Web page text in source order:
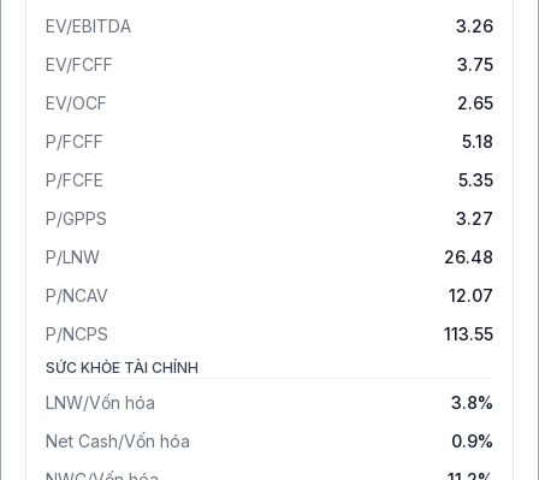
EV/EBITDA
3.26
EV/FCFF
3.75
EV/OCF
2.65
P/FCFF
5.18
P/FCFE
5.35
P/GPPS
3.27
P/LNW
26.48
P/NCAV
12.07
P/NCPS
113.55
SỨC KHỎE TÀI CHÍNH
LNW/Vốn hóa
3.8%
Net Cash/Vốn hóa
0.9%